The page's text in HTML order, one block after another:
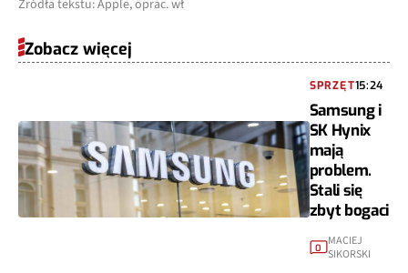
Źródła tekstu: Apple, oprac. wł
Zobacz więcej
SPRZĘT15:24
Samsung i
SK Hynix
mają
problem.
Stali się
zbyt bogaci
0 MACIEJ
SIKORSKI